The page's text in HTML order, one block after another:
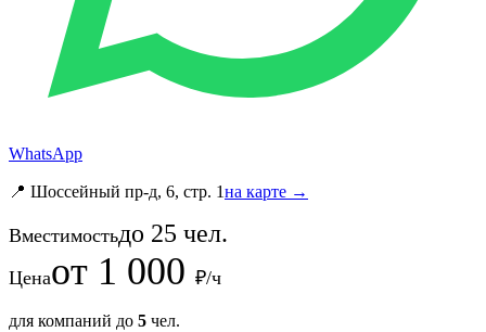
WhatsApp
📍 Шоссейный пр-д, 6, стр. 1на карте →
Вместимостьдо 25 чел.
Ценаот 1 000 ₽/ч
для компаний до 5 чел.